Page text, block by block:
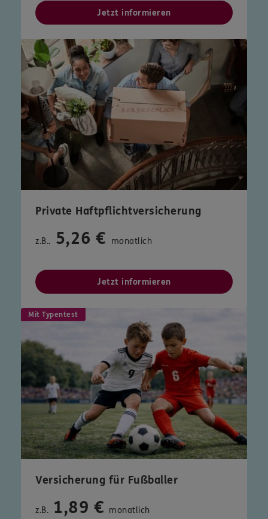
Jetzt informieren
Private Haftpflichtversicherung
z.B.. 5,26 € monatlich
Jetzt informieren
Mit Typentest
Versicherung für Fußballer
z.B. 1,89 € monatlich